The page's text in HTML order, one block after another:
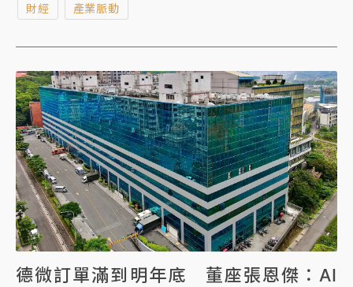
計於2026年8月底前完成。
財經 產業脈動
德微訂單滿到明年底 董座張恩傑：AI